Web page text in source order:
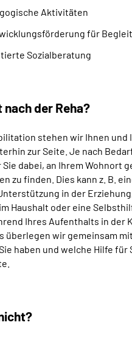
Aktivitäten
für
Sozialberatung
der Reha?
stehen wir Ihnen und
zur Seite. Je nach
dabei, an Ihrem Wohnort
zu finden. Dies kann z. B.
in der
Haushalt oder eine
Ihres Aufenthalts in der
überlegen wir gemeinsam
haben und welche Hilfe für